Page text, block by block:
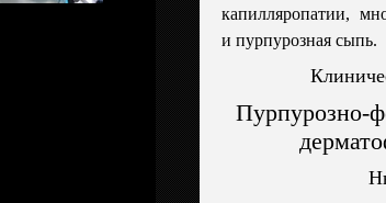
капилляропатии,
и пурпурозная сыпь.
Пурпурозно-